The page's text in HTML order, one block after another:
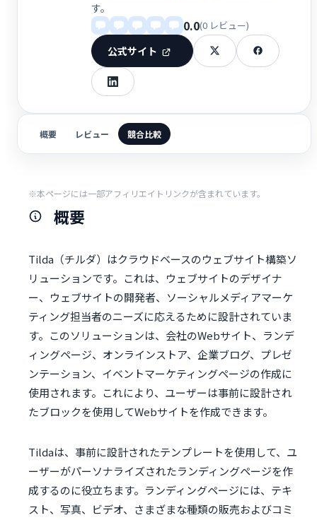
す。
0.0(0 レビュー)
公式サイト
概要 レビュー 競合比較
※本ページには一部アフィリエイトリンクが含まれています。
概要
Tilda（チルダ）はクラウドベースのウェブサイト構築ソ
リューションです。これは、ウェブサイトのデザイナ
ー、ウェブサイトの開発者、ソーシャルメディアマーケ
ティング担当者のニーズに応えるために設計されていま
す。このソリューションは、会社のWebサイト、ランデ
ィングページ、オンラインストア、企業ブログ、プレゼ
ンテーション、イベントマーケティングページの作成に
使用されます。これにより、ユーザーは事前に設計され
たブロックを使用してWebサイトを作成できます。
Tildaは、事前に設計されたテンプレートを使用して、ユ
ーザーがパーソナライズされたランディングページを作
成するのに役立ちます。ランディングページには、テキ
スト、写真、ビデオ、さまざまな種類の販売およびコミ